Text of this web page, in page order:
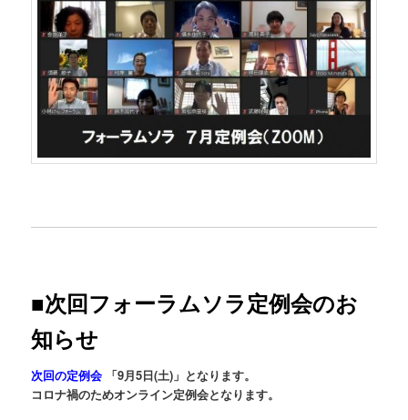
■次回フォーラムソラ定例会のお
知らせ
次回の定例会 「9月5日(土)」となります。
コロナ禍のためオンライン定例会となります。